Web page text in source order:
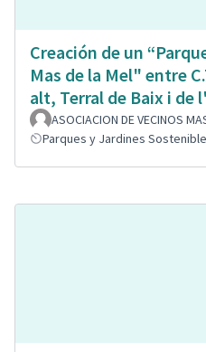
Creación de un
Mas de la Mel" entre
alt, Terral de Baix i de
ASOCIACION DE VECINOS
Parques y Jardines